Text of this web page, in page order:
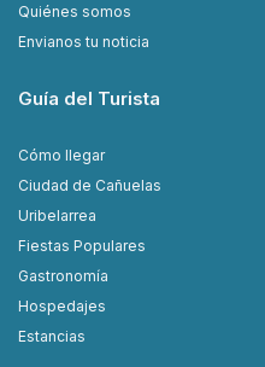
Quiénes somos
Envianos tu noticia
Guía del Turista
Cómo llegar
Ciudad de Cañuelas
Uribelarrea
Fiestas Populares
Gastronomía
Hospedajes
Estancias